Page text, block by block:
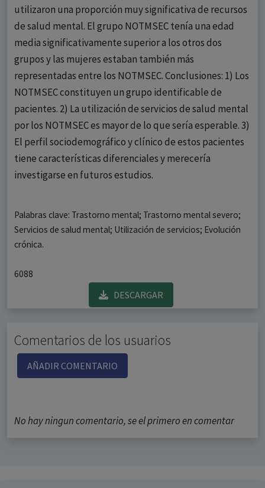
utilizaron una proporción muy significativa de recursos
de salud mental. El grupo NOTMSEC tenía una edad
media significativamente superior a los otros dos
grupos y las mujeres estaban también más
representadas entre los NOTMSEC. Conclusiones: 1) Los
NOTMSEC constituyen un grupo identificable de
pacientes. 2) La utilización de servicios de salud mental
por los NOTMSEC es mayor de lo que sería esperable. 3)
El perfil sociodemográfico y clínico de estos pacientes
tiene características diferenciales y merecería
investigarse en futuros estudios.
Palabras clave: Trastorno mental; Trastorno mental severo;
Servicios de salud mental; Utilización de servicios; Evolución
crónica.
6088
DESCARGAR
Comentarios de los usuarios
AÑADIR COMENTARIO
No hay ningun comentario, se el primero en comentar